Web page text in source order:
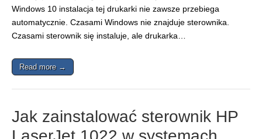
Windows 10 instalacja tej drukarki nie zawsze przebiega
automatycznie. Czasami Windows nie znajduje sterownika.
Czasami sterownik się instaluje, ale drukarka…
Read more →
Jak zainstalować sterownik HP